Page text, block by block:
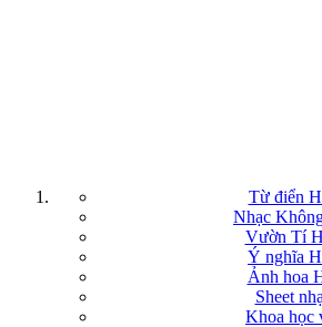
Từ điển
Nhạc
Vườn Tí
Ý nghĩa
Ảnh hoa
Sheet
Khoa học